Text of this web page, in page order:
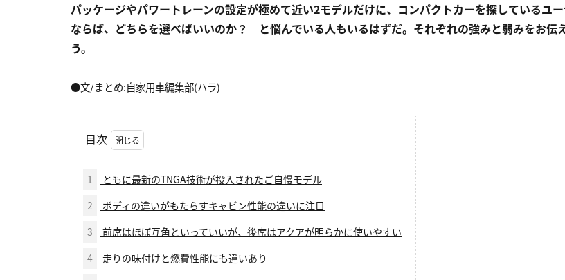
パッケージやパワートレーンの設定が極めて近い2モデルだけに、コンパクトカーを探しているユ
ならば、どちらを選べばいいのか？ と悩んでいる人もいるはずだ。それぞれの強みと弱みをお伝
う。
●文/まとめ:自家用車編集部(ハラ)
目次
1
ともに最新のTNGA技術が投入されたご自慢モデル
2
ボディの違いがもたらすキャビン性能の違いに注目
3
前席はほぼ互角といっていいが、後席はアクアが明らかに使いやすい
4
走りの味付けと燃費性能にも違いあり